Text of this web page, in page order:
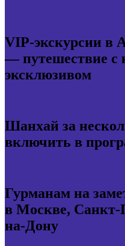
VIP-экскурсии в
— путешествие с
эксклюзивом
Шанхай за
включить в
Гурманам на
в Москве, Санкт-
на-Дону